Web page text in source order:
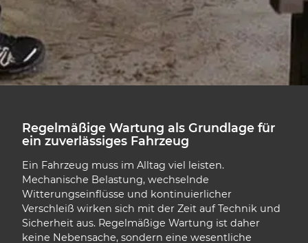
Regelmäßige Wartung als Grundlage für
ein zuverlässiges Fahrzeug
Ein Fahrzeug muss im Alltag viel leisten.
Mechanische Belastung, wechselnde
Witterungseinflüsse und kontinuierlicher
Verschleiß wirken sich mit der Zeit auf Technik und
Sicherheit aus. Regelmäßige Wartung ist daher
keine Nebensache, sondern eine wesentliche